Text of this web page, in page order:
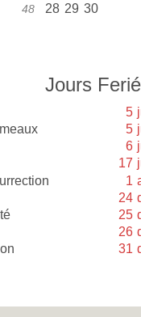
48 28 29 30
Jours
5
5
6
17
1
24
25
26
31